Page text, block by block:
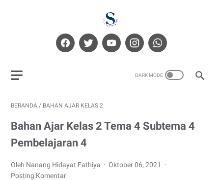
BERANDA / BAHAN AJAR KELAS 2
Bahan Ajar Kelas 2 Tema 4 Subtema 4
Pembelajaran 4
Oleh Nanang Hidayat Fathiya
Oktober 06, 2021
Posting Komentar